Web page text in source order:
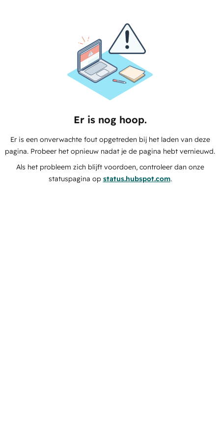
Er is nog hoop.
Er is een onverwachte fout opgetreden bij het laden van deze
pagina. Probeer het opnieuw nadat je de pagina hebt vernieuwd.
Als het probleem zich blijft voordoen, controleer dan onze
statuspagina op status.hubspot.com.